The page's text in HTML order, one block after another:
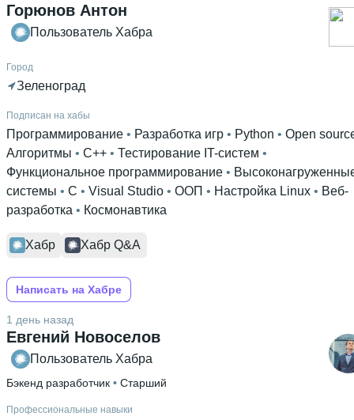
Горюнов Антон
Пользователь Хабра
Город
Зеленоград
Подписан на хабы
Программирование • Разработка игр • Python • Open
Алгоритмы • C++ • Тестирование IT-систем
Функциональное программирование •
системы • C • Visual Studio • ООП • Настройка Linux • Веб-
разработка • Космонавтика
Хабр Хабр Q&A
Написать на Хабре
Евгений Новоселов
1 день назад
Пользователь Хабра
Бэкенд разработчик • Старший
Профессиональные навыки